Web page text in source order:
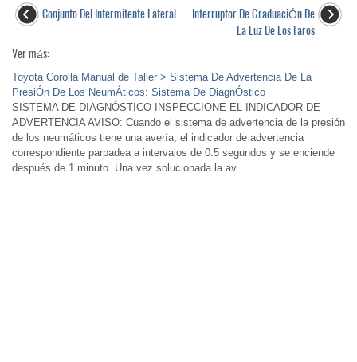
Conjunto Del Intermitente Lateral
Interruptor De GraduaciÓn De
La Luz De Los Faros
Ver más:
Toyota Corolla Manual de Taller > Sistema De Advertencia De La
PresiÓn De Los NeumÁticos: Sistema De DiagnÓstico
SISTEMA DE DIAGNÓSTICO INSPECCIONE EL INDICADOR DE
ADVERTENCIA AVISO: Cuando el sistema de advertencia de la presión
de los neumáticos tiene una avería, el indicador de advertencia
correspondiente parpadea a intervalos de 0.5 segundos y se enciende
después de 1 minuto. Una vez solucionada la av ...